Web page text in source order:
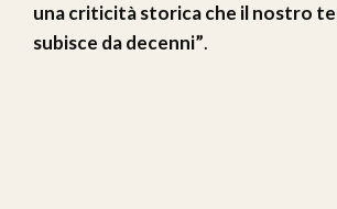
una criticità storica che il nostro
subisce da decenni”.